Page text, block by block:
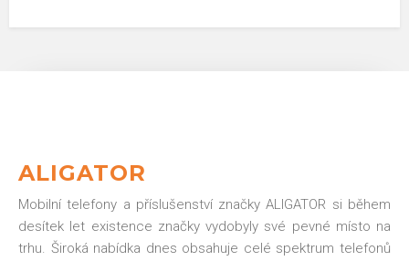
ALIGATOR
Mobilní telefony a příslušenství značky ALIGATOR si během
desítek let existence značky vydobyly své pevné místo na
trhu. Široká nabídka dnes obsahuje celé spektrum telefonů